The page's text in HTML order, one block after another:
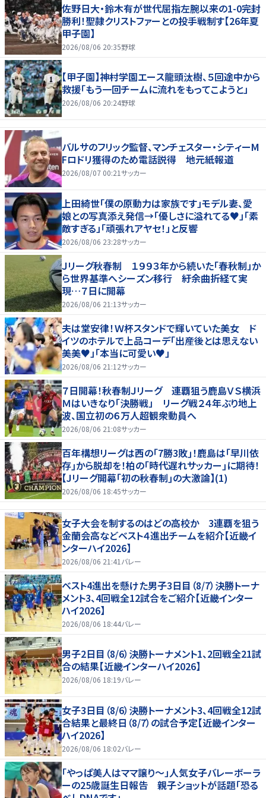
佐野日大・鈴木有が世代屈指左腕以来の1-0完封
勝利！聖隷クリストファーとの投手戦制す【26年夏
甲子園】
2026/08/06 20:35野球
【甲子園】神村学園エース龍頭汰樹、５回途中から
救援「もう一回チームに流れをもってこようと」
2026/08/06 20:24野球
バルサのフリック監督、マンチェスター・シティーM
Fロドリ獲得のため電話説得 地元紙報道
2026/08/07 00:21サッカー
上田綺世「僕の原動力は家族です」モデル妻、愛
娘との写真添え発信→「優しさに溢れてる♥」「素
敵すぎる」「頑張れアヤセ！」と反響
2026/08/06 23:28サッカー
Ｊリーグ秋春制 １９９３年から続いた「春秋制」か
ら世界基準へシーズン移行 紆余曲折経て実
現…７日に開幕
2026/08/06 21:13サッカー
夫は堂安律！Ｗ杯スタンドで輝いていた美女 ド
イツのホテルで上品コーデ「出産後とは思えない
美美♥」「本当に可愛い♥」
2026/08/06 21:12サッカー
７日開幕！秋春制Ｊリーグ 連覇狙う鹿島ＶＳ横浜
Ｍはいきなり「決勝戦」 リーグ戦２４年ぶり地上
波、国立初の６万人超観衆動員へ
2026/08/06 21:08サッカー
百年構想リーグは西の｢7勝3敗｣！鹿島は｢早川依
存｣から脱却を！柏の｢時代遅れサッカー｣に期待！
【Jリーグ開幕｢初の秋春制｣の大激論】(1)
2026/08/06 18:45サッカー
女子大会を制するのはどの高校か 3連覇を狙う
金蘭会高などベスト４進出チームを紹介【近畿イ
ンターハイ2026】
2026/08/06 21:41 バレー
ベスト4進出を懸けた男子3日目（8/7）決勝トーナ
メント3、4回戦全12試合をご紹介【近畿インター
ハイ2026】
2026/08/06 18:44バレー
男子2日目（8/6）決勝トーナメント1、2回戦全21試
合の結果【近畿インターハイ2026】
2026/08/06 18:19バレー
女子3日目（8/6）決勝トーナメント3、4回戦全12試
合結果と最終日（8/7）の試合予定【近畿インター
ハイ2026】
2026/08/06 18:02バレー
「やっぱ美人はママ譲り～」人気女子バレーボーラ
ーの25歳誕生日報告 親子ショットが話題「恐る